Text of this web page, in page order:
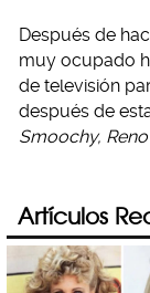
Después de
muy ocupado
de televisión
después de
Smoochy, Reno
Artículos